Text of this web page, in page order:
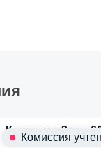
Квартира 3х к.,
Комиссия